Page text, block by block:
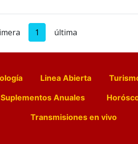
1 última
Linea Abierta
Suplementos Anuales
Transmisiones en vivo